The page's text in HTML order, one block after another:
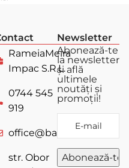
RameiaMeira
Impac S.R.L.
0744 545
919
office@bagstore.ro
str. Obor
Newsletter
Abonează-te
la newsletter
și află
ultimele
noutăți și
promoții!